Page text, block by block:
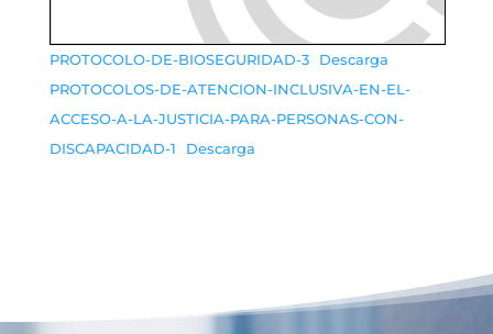
PROTOCOLO-DE-BIOSEGURIDAD-3
Descarga
PROTOCOLOS-DE-ATENCION-INCLUSIVA-EN-EL-
ACCESO-A-LA-JUSTICIA-PARA-PERSONAS-CON-
DISCAPACIDAD-1
Descarga